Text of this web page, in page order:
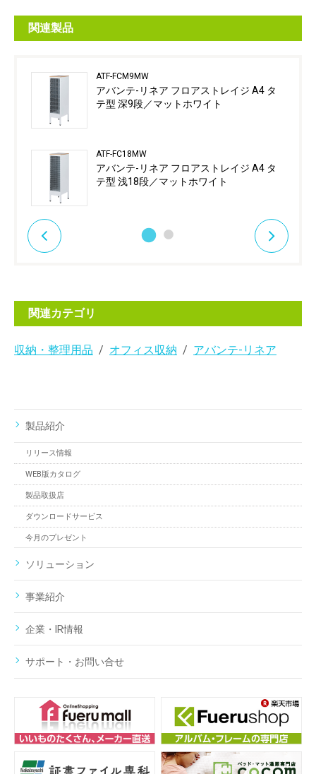
関連製品
ATF-FCM9MW
アバンテ-リネア フロアストレイジ A4 タ
テ型 深9段／マットホワイト
ATF-FC18MW
アバンテ-リネア フロアストレイジ A4 タ
テ型 浅18段／マットホワイト
関連カテゴリ
収納・整理用品 オフィス収納 アバンテ-リネア
製品紹介
リリース情報
WEB版カタログ
製品取扱店
ダウンロードサービス
今月のプレゼント
ソリューション
事業紹介
企業・IR情報
サポート・お問い合せ